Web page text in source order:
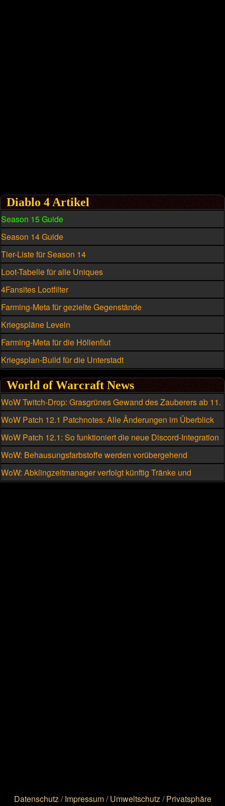
Diablo 4 Artikel
Season 15 Guide
Season 14 Guide
Tier-Liste für Season 14
Loot-Tabelle für alle Uniques
4Fansites Lootfilter
Farming-Meta für gezielte Gegenstände
Kriegspläne Leveln
Farming-Meta für die Höllenflut
Kriegsplan-Build für die Unterstadt
World of Warcraft News
WoW Twitch-Drop: Grasgrünes Gewand des Zauberers ab 11.
August
WoW Patch 12.1 Patchnotes: Alle Änderungen im Überblick
WoW Patch 12.1: So funktioniert die neue Discord-Integration
WoW: Behausungsfarbstoffe werden vorübergehend
kriegsmeutengebunden
WoW: Abklingzeitmanager verfolgt künftig Tränke und
Schmuckstücke
Datenschutz/Impressum/Umweltschutz/Privatsphäre